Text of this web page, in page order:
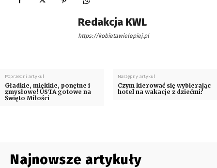
Redakcja KWL
https://kobietawielepiej.pl
Poprzedni artykuł
Gładkie, miękkie, ponętne i
zmysłowe! USTA gotowe na
Święto Miłości
Następny artykuł
Czym kierować się wybierając
hotel na wakacje z dziećmi?
Najnowsze artykuły